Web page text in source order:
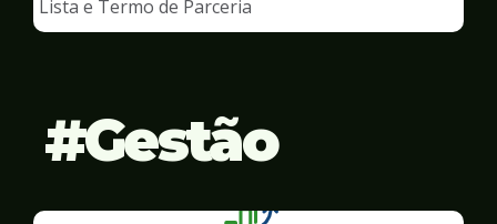
Capep
Lista e Termo de Parceria
Gestão